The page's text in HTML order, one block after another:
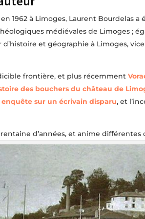
en 1962 à Limoges, Laurent Bourdelas
médiévales de Limoges ;
et géographie à Limoges,
frontière, et plus récemment
des bouchers du château de
enquête sur un écrivain disparu, et
d’années, et anime différentes